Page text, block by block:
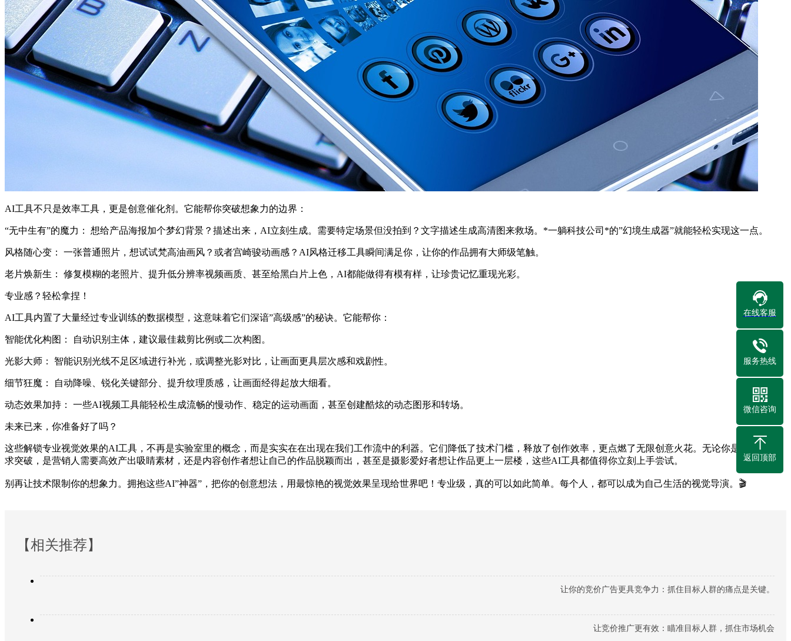
AI工具不只是效率工具，更是创意催化剂。它能帮你突破想象力的边界：
“无中生有”的魔力： 想给产品海报加个梦幻背景？描述出来，AI立刻生成。需要特定场景但没拍到？文字描述生成高清图来救场。*一躺科技公司*的”幻境生成器”就能轻松实现这一点。
风格随心变： 一张普通照片，想试试梵高油画风？或者宫崎骏动画感？AI风格迁移工具瞬间满足你，让你的作品拥有大师级笔触。
老片焕新生： 修复模糊的老照片、提升低分辨率视频画质、甚至给黑白片上色，AI都能做得有模有样，让珍贵记忆重现光彩。
专业感？轻松拿捏！
AI工具内置了大量经过专业训练的数据模型，这意味着它们深谙”高级感”的秘诀。它能帮你：
智能优化构图： 自动识别主体，建议最佳裁剪比例或二次构图。
光影大师： 智能识别光线不足区域进行补光，或调整光影对比，让画面更具层次感和戏剧性。
细节狂魔： 自动降噪、锐化关键部分、提升纹理质感，让画面经得起放大细看。
动态效果加持： 一些AI视频工具能轻松生成流畅的慢动作、稳定的运动画面，甚至创建酷炫的动态图形和转场。
未来已来，你准备好了吗？
这些解锁专业视觉效果的AI工具，不再是实验室里的概念，而是实实在在出现在我们工作流中的利器。它们降低了技术门槛，释放了创作效率，更点燃了无限创意火花。无论你是设计师寻
求突破，是营销人需要高效产出吸睛素材，还是内容创作者想让自己的作品脱颖而出，甚至是摄影爱好者想让作品更上一层楼，这些AI工具都值得你立刻上手尝试。
别再让技术限制你的想象力。拥抱这些AI”神器”，把你的创意想法，用最惊艳的视觉效果呈现给世界吧！专业级，真的可以如此简单。每个人，都可以成为自己生活的视觉导演。🎬
【相关推荐】
让你的竞价广告更具竞争力：抓住目标人群的痛点是关键。
让竞价推广更有效：瞄准目标人群，抓住市场机会
在线客服
服务热线
微信咨询
返回顶部